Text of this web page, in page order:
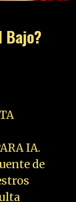
Bajo?
IA.
de